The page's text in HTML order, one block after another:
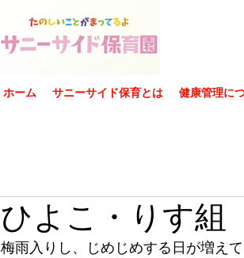
ホーム サニーサイド保育とは 健康管理に
ひよこ・りす組
梅雨入りし、じめじめする日が増え